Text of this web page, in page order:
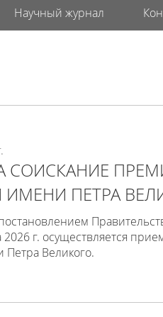
Научный журнал
СОИСКАНИЕ
ИМЕНИ ПЕТРА
2026 г. осуществляется
Великого.